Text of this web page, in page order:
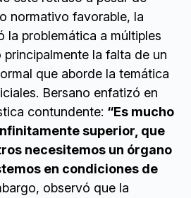
normativo favorable, la
la problemática a múltiples
la falta de un
que aborde la temática
Bersano enfatizó en
contundente: “Es mucho
superior, que
necesitemos un órgano
en condiciones de
observó que la